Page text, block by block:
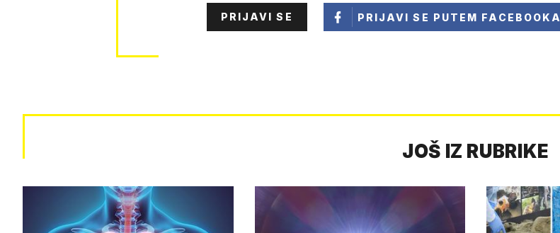
PRIJAVI SE PRIJAVI SE PUTEM FACEBOOKA
JOŠ IZ RUBRIKE